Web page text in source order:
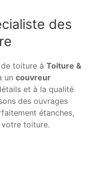
des
toiture à Toiture &
un couvreur
et à la qualité
des ouvrages
étanches,
toiture.